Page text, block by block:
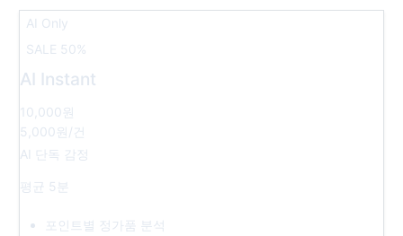
AI Only
SALE 50%
AI Instant
10,000원
5,000원 /건
AI 단독 감정
평균 5분
포인트별 정가품 분석